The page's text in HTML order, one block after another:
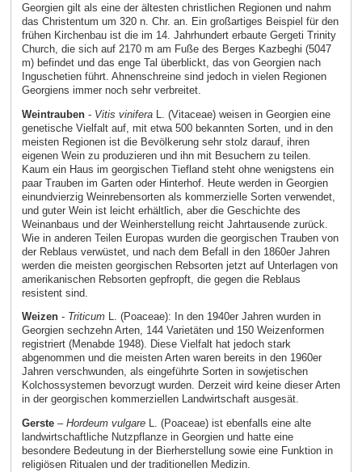
Georgien gilt als eine der ältesten christlichen Regionen und nahm
das Christentum um 320 n. Chr. an. Ein großartiges Beispiel für den
frühen Kirchenbau ist die im 14. Jahrhundert erbaute Gergeti Trinity
Church, die sich auf 2170 m am Fuße des Berges Kazbeghi (5047
m) befindet und das enge Tal überblickt, das von Georgien nach
Inguschetien führt. Ahnenschreine sind jedoch in vielen Regionen
Georgiens immer noch sehr verbreitet.
Weintrauben- Vitis viniferaL. (Vitaceae) weisen in Georgien eine
genetische Vielfalt auf, mit etwa 500 bekannten Sorten, und in den
meisten Regionen ist die Bevölkerung sehr stolz darauf, ihren
eigenen Wein zu produzieren und ihn mit Besuchern zu teilen.
Kaum ein Haus im georgischen Tiefland steht ohne wenigstens ein
paar Trauben im Garten oder Hinterhof. Heute werden in Georgien
einundvierzig Weinrebensorten als kommerzielle Sorten verwendet,
und guter Wein ist leicht erhältlich, aber die Geschichte des
Weinanbaus und der Weinherstellung reicht Jahrtausende zurück.
Wie in anderen Teilen Europas wurden die georgischen Trauben von
der Reblaus verwüstet, und nach dem Befall in den 1860er Jahren
werden die meisten georgischen Rebsorten jetzt auf Unterlagen von
amerikanischen Rebsorten gepfropft, die gegen die Reblaus
resistent sind.
Weizen- TriticumL. (Poaceae): In den 1940er Jahren wurden in
Georgien sechzehn Arten, 144 Varietäten und 150 Weizenformen
registriert (Menabde 1948). Diese Vielfalt hat jedoch stark
abgenommen und die meisten Arten waren bereits in den 1960er
Jahren verschwunden, als eingeführte Sorten in sowjetischen
Kolchossystemen bevorzugt wurden. Derzeit wird keine dieser Arten
in der georgischen kommerziellen Landwirtschaft ausgesät.
Gerste– Hordeum vulgareL. (Poaceae) ist ebenfalls eine alte
landwirtschaftliche Nutzpflanze in Georgien und hatte eine
besondere Bedeutung in der Bierherstellung sowie eine Funktion in
religiösen Ritualen und der traditionellen Medizin.